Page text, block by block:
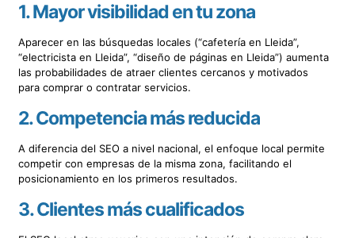
1. Mayor visibilidad en tu zona
Aparecer en las búsquedas locales (“cafetería en Lleida”,
“electricista en Lleida”, “diseño de páginas en Lleida”) aumenta
las probabilidades de atraer clientes cercanos y motivados
para comprar o contratar servicios.
2. Competencia más reducida
A diferencia del SEO a nivel nacional, el enfoque local permite
competir con empresas de la misma zona, facilitando el
posicionamiento en los primeros resultados.
3. Clientes más cualificados